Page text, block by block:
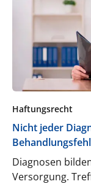
Haftungsrecht
Nicht jeder
Diagnosen
Versorgung.